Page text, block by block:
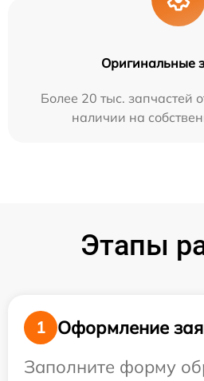
Оригинальные
Более 20 тыс. запчастей
наличии на
Этапы
1
Оформление
Заполните форму